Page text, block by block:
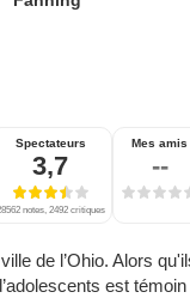
Spectateurs
3,7
notes, 2492 critiques
Mes amis
--
de l’Ohio. Alors
est